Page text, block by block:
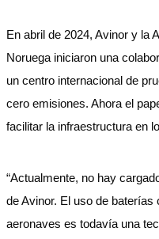
En abril de 2024, Avinor y la
Noruega iniciaron una
un centro internacional de
cero emisiones. Ahora el
facilitar la infraestructura en
“Actualmente, no hay
de Avinor. El uso de
aeronaves es todavía una